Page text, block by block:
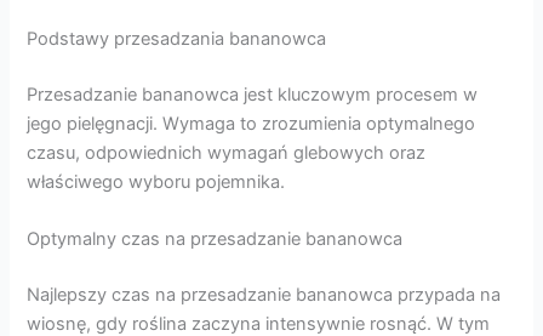
Podstawy przesadzania bananowca
Przesadzanie bananowca jest kluczowym procesem w
jego pielęgnacji. Wymaga to zrozumienia optymalnego
czasu, odpowiednich wymagań glebowych oraz
właściwego wyboru pojemnika.
Optymalny czas na przesadzanie bananowca
Najlepszy czas na przesadzanie bananowca przypada na
wiosnę, gdy roślina zaczyna intensywnie rosnąć. W tym